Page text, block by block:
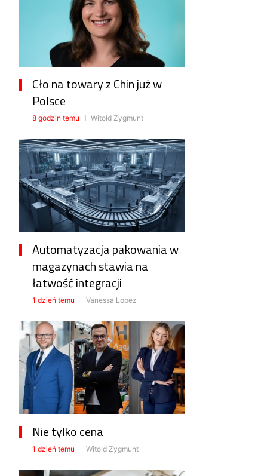
Cło na towary z Chin już w
Polsce
8 godzin temu Witold Zygmunt
Automatyzacja pakowania w
magazynach stawia na
łatwość integracji
1 dzień temu Vanessa Lopez
Nie tylko cena
1 dzień temu Witold Zygmunt